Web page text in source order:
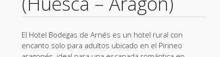
El Hotel Bodegas de Arnés es un hotel rural con
encanto solo para adultos ubicado en el Pirineo